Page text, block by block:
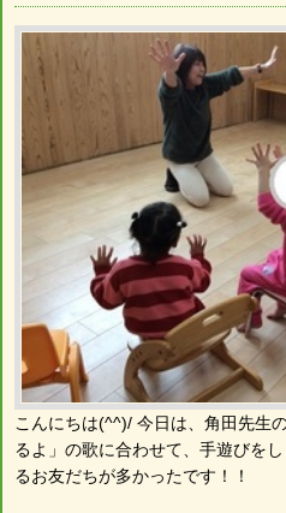
こんにちは(^^)/ 今日は、角田先生
るよ」の歌に合わせて、手遊びを
るお友だちが多かったです！！